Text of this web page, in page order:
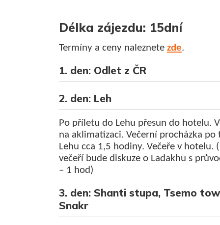
Délka zájezdu: 15dní
Termíny a ceny naleznete zde.
1. den: Odlet z ČR
2. den: Leh
Po příletu do Lehu přesun do hotelu.
na aklimatizaci. Večerní procházka po
Lehu cca 1,5 hodiny. Večeře v hotelu.
večeří bude diskuze o Ladakhu s
– 1 hod)
3. den: Shanti stupa, Tsemo
Snakr